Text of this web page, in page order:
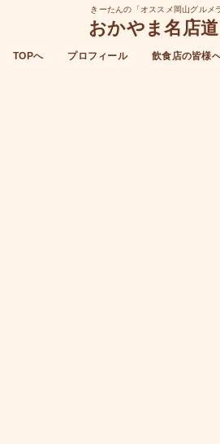
きーたんの「オススメ岡山グルメ
おかやま名店
TOPへ プロフィール 飲食店の皆様